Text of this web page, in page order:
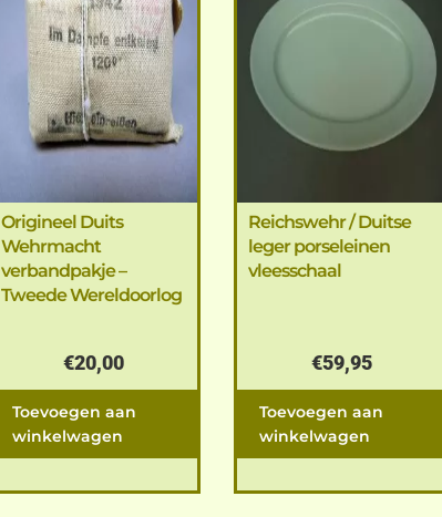
Origineel Duits
Wehrmacht
verbandpakje –
Tweede Wereldoorlog
€20,00
Toevoegen aan
winkelwagen
Reichswehr / Duitse
leger porseleinen
vleesschaal
€59,95
Toevoegen aan
winkelwagen